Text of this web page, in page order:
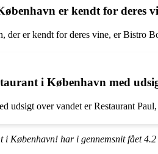
er kendt for deres
der er kendt for deres vine, er Bistro
i København med
udsigt over vandet er Restaurant
i København! har i gennemsnit fået4.2